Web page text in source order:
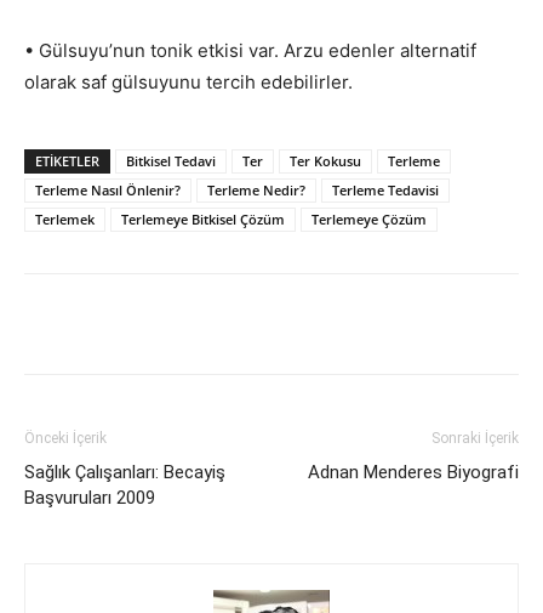
• Gülsuyu’nun tonik etkisi var. Arzu edenler alternatif
olarak saf gülsuyunu tercih edebilirler.
ETIKETLER Bitkisel Tedavi Ter Ter Kokusu
Terleme
Terleme Nasıl Önlenir?
Terleme Nedir?
Terleme Tedavisi
Terlemek
Terlemeye Bitkisel Çözüm Terlemeye Çözüm
Önceki İçerik
Sağlık Çalışanları: Becayiş
Başvuruları 2009
Sonraki İçerik
Adnan Menderes Biyografi